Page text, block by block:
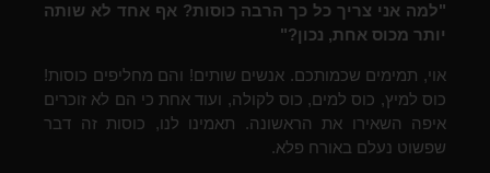
"למה אני צריך כל כך הרבה כוסות? אף אחד לא שותה
יותר מכוס אחת, נכון?"
אוי, תמימים שכמותכם. אנשים שותים! והם מחליפים כוסות!
כוס למיץ, כוס למים, כוס לקולה, ועוד אחת כי הם לא זוכרים
איפה השאירו את הראשונה. תאמינו לנו, כוסות זה דבר
שפשוט נעלם באורח פלא.